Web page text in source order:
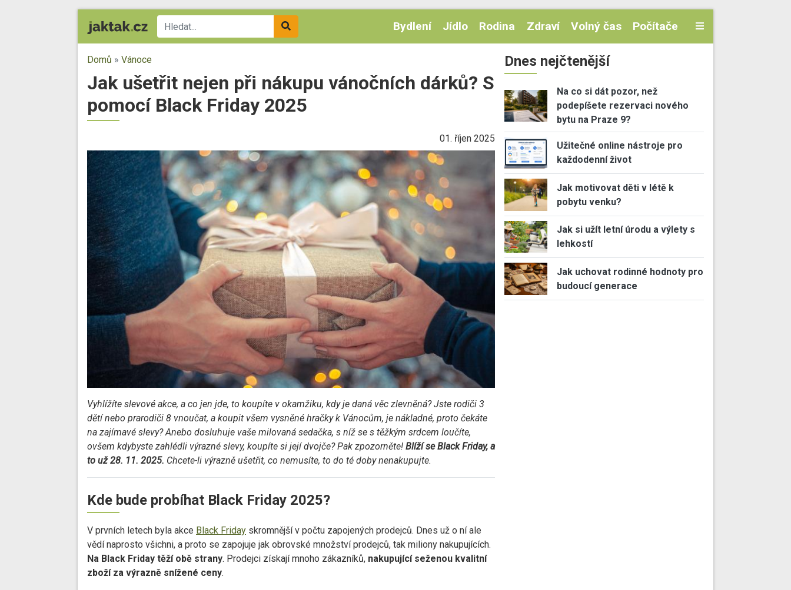
Bydlení Jídlo Rodina Zdraví Volný čas Počítače
Domů » Vánoce
Jak ušetřit nejen při nákupu vánočních dárků? S
pomocí Black Friday 2025
01. říjen 2025
Vyhlížíte slevové akce, a co jen jde, to koupíte v okamžiku, kdy je daná věc zlevněná? Jste rodiči 3
dětí nebo prarodiči 8 vnoučat, a koupit všem vysněné hračky k Vánocům, je nákladné, proto čekáte
na zajímavé slevy? Anebo dosluhuje vaše milovaná sedačka, s níž se s těžkým srdcem loučíte,
ovšem kdybyste zahlédli výrazné slevy, koupíte si její dvojče? Pak zpozorněte! Blíží se Black Friday, a
to už 28. 11. 2025. Chcete-li výrazně ušetřit, co nemusíte, to do té doby nenakupujte.
Kde bude probíhat Black Friday 2025?
V prvních letech byla akce Black Friday skromnější v počtu zapojených prodejců. Dnes už o ní ale
vědí naprosto všichni, a proto se zapojuje jak obrovské množství prodejců, tak miliony nakupujících.
Na Black Friday těží obě strany. Prodejci získají mnoho zákazníků, nakupující seženou kvalitní
zboží za výrazně snížené ceny.
Dnes nejčtenější
Na co si dát pozor, než
podepíšete rezervaci nového
bytu na Praze 9?
Užitečné online nástroje pro
každodenní život
Jak motivovat děti v létě k
pobytu venku?
Jak si užít letní úrodu a výlety s
lehkostí
Jak uchovat rodinné hodnoty pro
budoucí generace